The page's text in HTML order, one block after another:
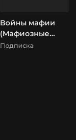
Войны мафии
(Мафиозные
войны)
Подписка